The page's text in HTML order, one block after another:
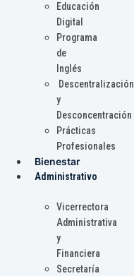
Educación
Digital
Programa
de
Inglés
Descentralización
y
Desconcentración
Prácticas
Profesionales
Bienestar
Administrativo
Vicerrectora
Administrativa
y
Financiera
Secretaría